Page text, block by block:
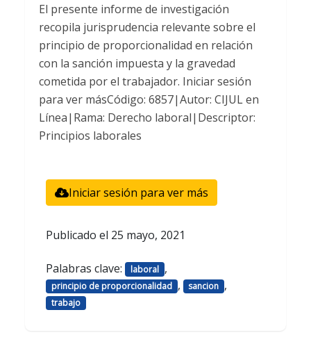
El presente informe de investigación
recopila jurisprudencia relevante sobre el
principio de proporcionalidad en relación
con la sanción impuesta y la gravedad
cometida por el trabajador. Iniciar sesión
para ver másCódigo: 6857|Autor: CIJUL en
Línea|Rama: Derecho laboral|Descriptor:
Principios laborales
Iniciar sesión para ver más
Publicado el 25 mayo, 2021
Palabras clave: laboral ,
principio de proporcionalidad , sancion ,
trabajo